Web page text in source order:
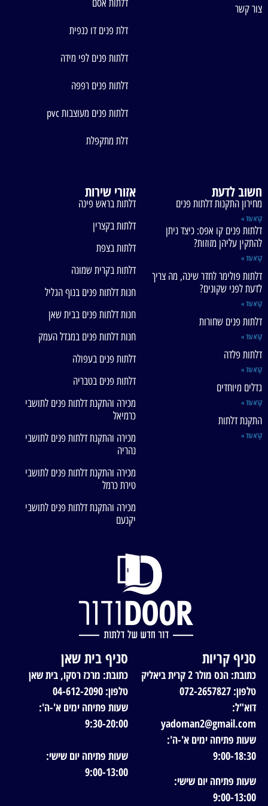
צור קשר דלתות אסם
דלת פנים דו כנפית
דלתות פנים לפי מידה
דלתות פנים רפפה
דלתות פנים מעוצבות pvc
דלת מתקפלת
חשוב לדעת
מחירון התקנות דלתות פנים
קרא עוד »
דלתות פנים קו אפס: כיצד ניתן
להתקין עליהן מזוזות?
קרא עוד »
דלתות פולימר לחדר שינה, מה צריך
לדעת לפני שקונים?
קרא עוד »
דלתות פנים שחורות
קרא עוד »
דלתות פלדה
קרא עוד »
גדלים מיוחדים
קרא עוד »
התקנת דלתות
קרא עוד »
אזורי שירות
דלתות בראש פינה
דלתות בקצרין
דלתות בצפת
דלתות בקרית שמונה
חנות דלתות פנים בנוף הגליל
חנות דלתות פנים בבית שאן
חנות דלתות פנים במגדל העמק
דלתות פנים בעפולה
דלתות פנים בטבריה
מכירה והתקנת דלתות פנים לתושבי
כרמיאל
מכירה והתקנת דלתות פנים לתושבי
נהריה
מכירה והתקנת דלתות פנים לתושבי
טירת כרמל
מכירה והתקנת דלתות פנים לתושבי
יקנעם
סניף קריות
כתובת: הנס מולר 2 קרית ביאליק
טלפון: 072-2657827
דוא"ל:
yadoman2@gmail.com
שעות פתיחה ימים א'-ה':
9:00-18:30
שעות פתיחה יום שישי:
9:00-13:00
סניף בית שאן
כתובת: מרכז רסקו, בית שאן
טלפון: 04-612-2090
שעות פתיחה ימים א'-ה':
9:30-20:00
שעות פתיחה יום שישי:
9:00-13:00